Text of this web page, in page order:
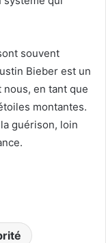
souvent
Bieber est un
en tant que
montantes.
guérison, loin